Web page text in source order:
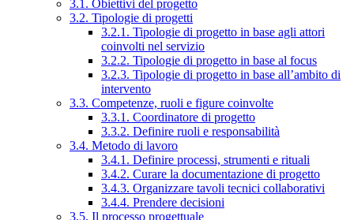
3.1. Obiettivi del progetto
3.2. Tipologie di progetti
3.2.1. Tipologie di progetto in base agli attori
coinvolti nel servizio
3.2.2. Tipologie di progetto in base al focus
3.2.3. Tipologie di progetto in base all’ambito di
intervento
3.3. Competenze, ruoli e figure coinvolte
3.3.1. Coordinatore di progetto
3.3.2. Definire ruoli e responsabilità
3.4. Metodo di lavoro
3.4.1. Definire processi, strumenti e rituali
3.4.2. Curare la documentazione di progetto
3.4.3. Organizzare tavoli tecnici collaborativi
3.4.4. Prendere decisioni
3.5. Il processo progettuale